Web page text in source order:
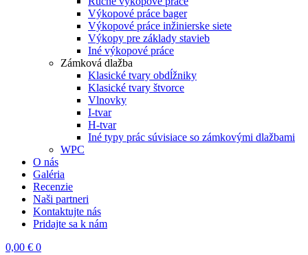
Výkopové práce bager
Výkopové práce inžinierske siete
Výkopy pre základy stavieb
Iné výkopové práce
Zámková dlažba
Klasické tvary obdĺžniky
Klasické tvary štvorce
Vlnovky
I-tvar
H-tvar
Iné typy prác súvisiace so zámkovými dlažbami
WPC
O nás
Galéria
Recenzie
Naši partneri
Kontaktujte nás
Pridajte sa k nám
0,00 € 0